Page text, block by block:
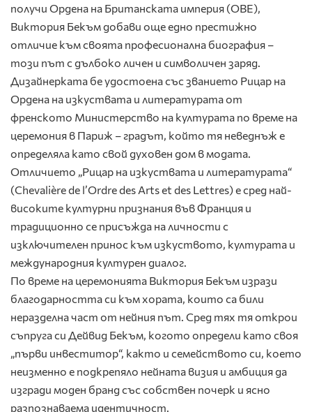
получи Ордена на Британската империя (OBE),
Виктория Бекъм добави още едно престижно
отличие към своята професионална биография –
този път с дълбоко личен и символичен заряд.
Дизайнерката бе удостоена със званието Рицар на
Ордена на изкуствата и литературата от
френското Министерство на културата по време на
церемония в Париж – градът, който тя неведнъж е
определяла като свой духовен дом в модата.
Отличието „Рицар на изкуствата и литературата“
(Chevalière de l’Ordre des Arts et des Lettres) е сред най-
високите културни признания във Франция и
традиционно се присъжда на личности с
изключителен принос към изкуството, културата и
международния културен диалог.
По време на церемонията Виктория Бекъм изрази
благодарността си към хората, които са били
неразделна част от нейния път. Сред тях тя открои
съпруга си Дейвид Бекъм, когото определи като своя
„първи инвеститор“, както и семейството си, което
неизменно е подкрепяло нейната визия и амбиция да
изгради моден бранд със собствен почерк и ясно
разпознаваема идентичност.